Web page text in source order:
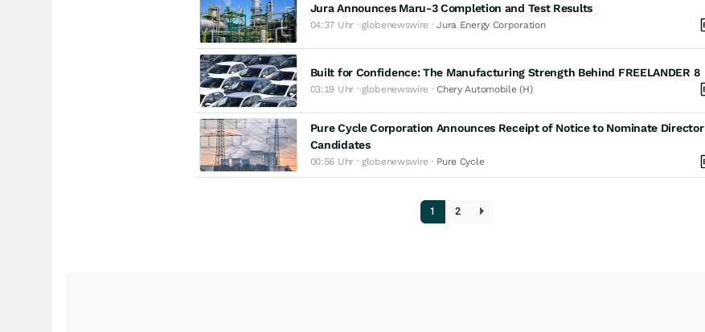
Jura Announces Maru-3 Completion and Test Results
04:37 Uhr · globenewswire ·Jura Energy Corporation
Built for Confidence: The Manufacturing Strength Behind FREELANDER 8
03:19 Uhr · globenewswire ·Chery Automobile (H)
Pure Cycle Corporation Announces Receipt of Notice to Nominate Director
Candidates
00:56 Uhr · globenewswire · Pure Cycle
1 2